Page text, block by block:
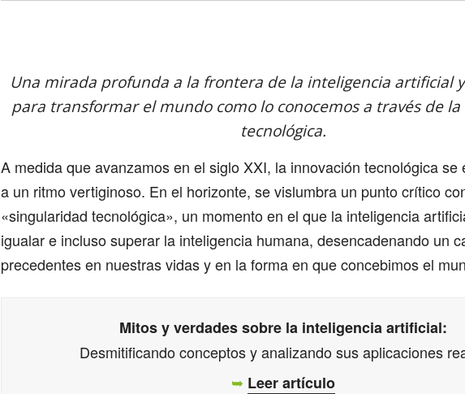
Una mirada profunda a la frontera de la inteligencia artificial
para transformar el mundo como lo conocemos a través de
tecnológica.
A medida que avanzamos en el siglo XXI, la innovación tecnológica se
a un ritmo vertiginoso. En el horizonte, se vislumbra un punto crítico
«singularidad tecnológica», un momento en el que la inteligencia
igualar e incluso superar la inteligencia humana, desencadenando un
precedentes en nuestras vidas y en la forma en que concebimos el
Mitos y verdades sobre la inteligencia artificial:
Desmitificando conceptos y analizando sus aplicaciones
➥ Leer artículo